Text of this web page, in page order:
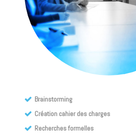
Brainstorming
Création cahier des charges
Recherches formelles